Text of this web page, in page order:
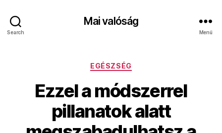
Search
Mai valóság
Menü
Kategóriák
EGÉSZSÉG
Ezzel a módszerrel
pillanatok alatt